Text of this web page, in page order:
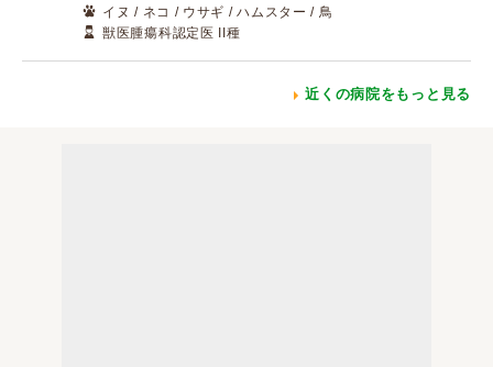
イヌ / ネコ / ウサギ / ハムスター / 鳥
獣医腫瘍科認定医 II種
近くの病院をもっと見る